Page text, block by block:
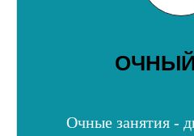
ОЧНЫЙ
Очные занятия -